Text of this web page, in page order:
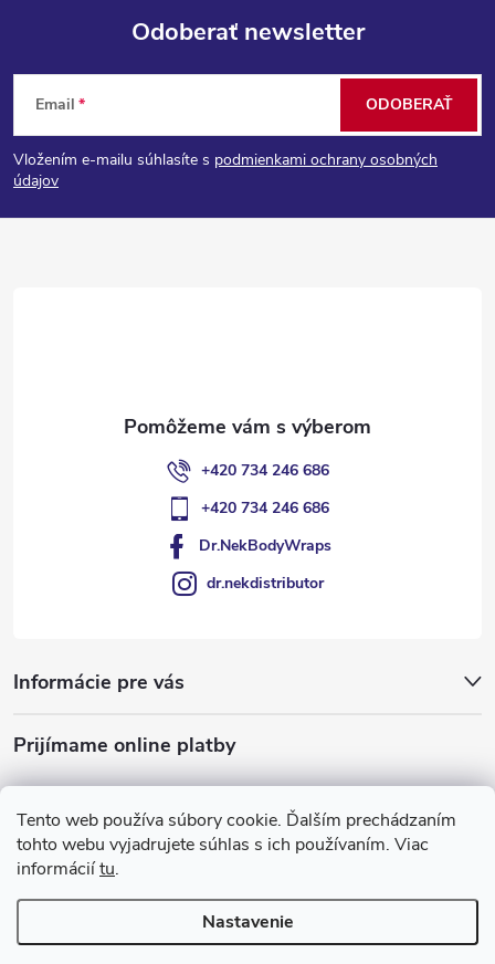
Tento web používa súbory cookie. Ďalším prechádzaním
tohto webu vyjadrujete súhlas s ich používaním. Viac
informáciítu.
Nastavenie
Z
á
p
Odoberať newsletter
Email
Vložením e-mailu súhlasíte s podmienkami ochrany osobných
údajov
ODOBERAŤ
+420 734 246 686
+420 734 246 686
Dr.NekBodyWraps
dr.nekdistributor
Informácie pre vás
Prijímame online platby